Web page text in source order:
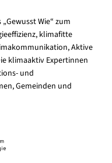
Wie“ zum
klimafitte
Aktive
klimaaktiv Expertinnen
und
Gemeinden und